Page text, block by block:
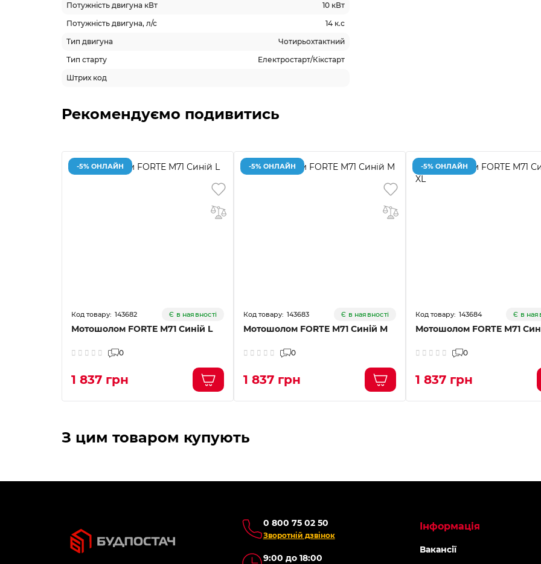
Потужність двигуна кВт
10 кВт
Потужність двигуна, л/с
14 к.с
Тип двигуна
Чотирьохтактний
Тип старту
Електростарт/Кікстарт
Штрих код
Рекомендуємо подивитись
-5% ОНЛАЙН
143682 Є в наявності
Мотошолом FORTE M71 Синій L
0
1 837 грн
-5% ОНЛАЙН
143683 Є в наявності
Мотошолом FORTE M71 Синій M
0
1 837 грн
-5% ОНЛАЙН
143684 Є в
Мотошолом FORTE M71
0
1 837 грн
З цим товаром купують
0 800 75 02 50
Зворотній дзвінок
9:00 до 18:00
Інформація
Вакансії